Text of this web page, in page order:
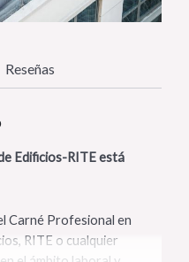
Reseñas
Edificios-RITE está
Carné Profesional en
RITE o cualquier